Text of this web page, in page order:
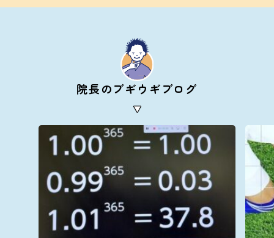
院長のブギウギブログ